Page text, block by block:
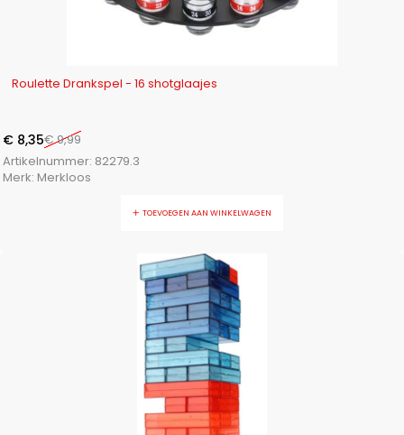
Roulette Drankspel - 16 shotglaajes
€9,99
€ 8,35
Artikelnummer: 82279.3
Merk: Merkloos
TOEVOEGEN AAN WINKELWAGEN